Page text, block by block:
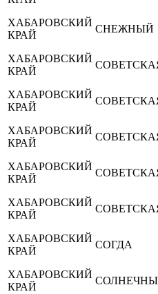
ХАБАРОВСКИЙ
КРАЙ
СНЕЖНЫЙ
ХАБАРОВСКИЙ
КРАЙ
ХАБАРОВСКИЙ
КРАЙ
ХАБАРОВСКИЙ
КРАЙ
ХАБАРОВСКИЙ
КРАЙ
ХАБАРОВСКИЙ
КРАЙ
ХАБАРОВСКИЙ
КРАЙ
СОГДА
ХАБАРОВСКИЙ
КРАЙ